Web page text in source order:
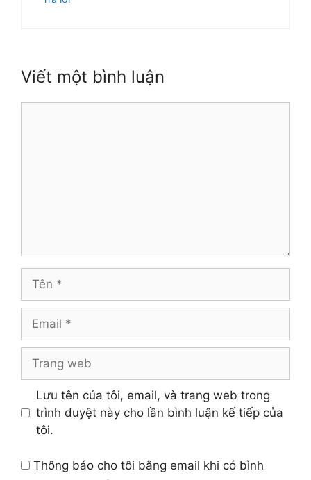
Viết một bình luận
Tên
Email
Trang
Lưu tên của tôi, email, và trang web trong
trình duyệt này cho lần bình luận kế tiếp của
tôi.
Thông báo cho tôi bằng email khi có bình